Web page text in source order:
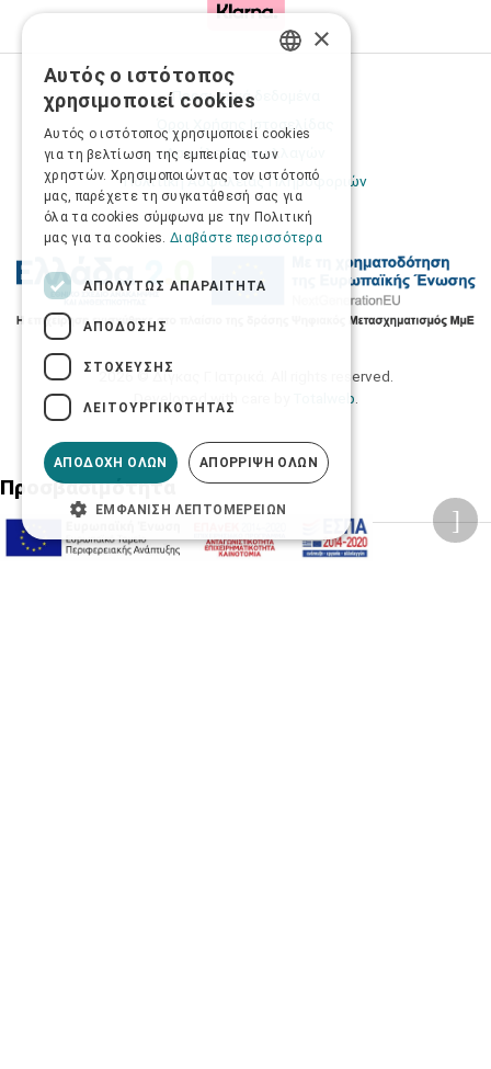
Προσωπικά δεδομένα
Όροι Χρήσης Ιστοσελίδας
Ασφάλεια συναλλαγών
Πολιτική Ασφάλειας Πληροφοριών
2026 © Δίγκας Γ. Ιατρικά. All rights reserved.
Totalweb
Προσβασιμότητα
Αλλαγή Μεγέθους
×
Αυτός ο ιστότοπος
χρησιμοποιεί cookies
Αυτός ο ιστότοπος χρησιμοποιεί cookies
για τη βελτίωση της εμπειρίας των
χρηστών. Χρησιμοποιώντας τον ιστότοπό
μας, παρέχετε τη συγκατάθεσή σας για
όλα τα cookies σύμφωνα με την Πολιτική
μας για τα cookies. Διαβάστε περισσότερα
ΑΠΟΛΎΤΩΣ ΑΠΑΡΑΊΤΗΤΑ
ΑΠΌΔΟΣΗΣ
ΣΤΌΧΕΥΣΗΣ
ΛΕΙΤΟΥΡΓΙΚΌΤΗΤΑΣ
ΑΠΟΔΟΧΉ ΌΛΩΝ ΑΠΌΡΡΙΨΗ ΌΛΩΝ
ΕΜΦΆΝΙΣΗ ΛΕΠΤΟΜΕΡΕΙΏΝ